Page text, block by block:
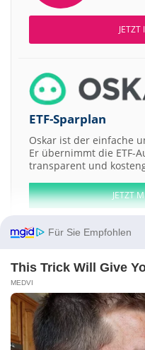
JETZT
ETF-Sparplan
Oskar ist der einfache
Er übernimmt die ETF-
transparent und
JETZT
Aktien ATX
BNP Paribas IVAX PPL
Für Sie Empfohlen
This Trick Will Give
MEDVI